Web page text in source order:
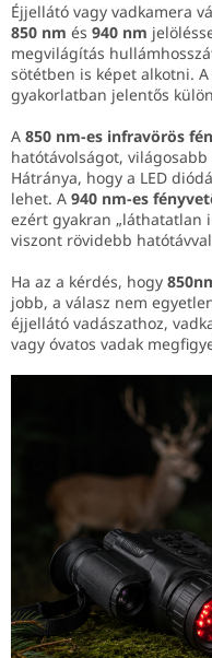
Éjjellátó vagy vadkamera
850 nm és 940 nm
megvilágítás
sötétben is képet alkotni.
gyakorlatban jelentős
A 850 nm-es infravörös
hatótávolságot,
Hátránya, hogy a LED
lehet. A 940 nm-es
ezért gyakran „láthatatlan
viszont rövidebb
Ha az a kérdés, hogy
jobb, a válasz nem
éjjellátó vadászathoz,
vagy óvatos vadak